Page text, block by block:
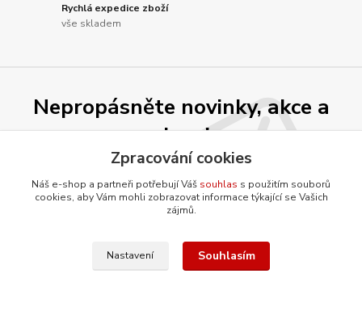
Rychlá expedice zboží
vše skladem
Nepropásněte novinky, akce a
slevy!
Přihlásit se
zpracováním osobních údajů
Zpracování cookies
Náš e-shop a partneři potřebují Váš souhlas s použitím souborů
cookies, aby Vám mohli zobrazovat informace týkající se Vašich
zájmů.
Nastavení Souhlasím